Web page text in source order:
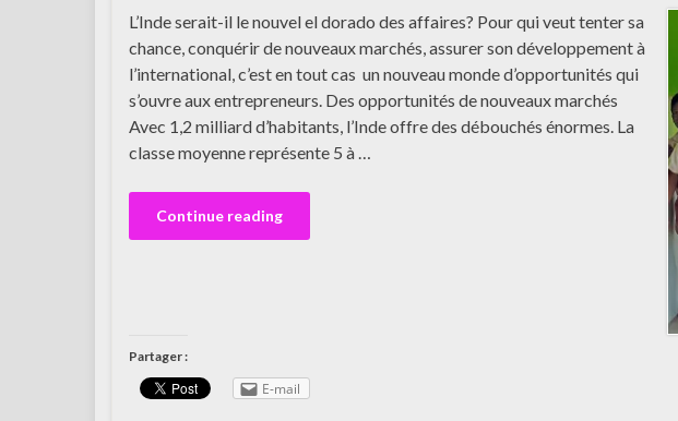
L’Inde serait-il le nouvel el dorado des affaires? Pour qui veut tenter sa
chance, conquérir de nouveaux marchés, assurer son développement à
l’international, c’est en tout cas un nouveau monde d’opportunités qui
s’ouvre aux entrepreneurs. Des opportunités de nouveaux marchés
Avec 1,2 milliard d’habitants, l’Inde offre des débouchés énormes. La
classe moyenne représente 5 à …
Continue reading
Partager :
E-mail